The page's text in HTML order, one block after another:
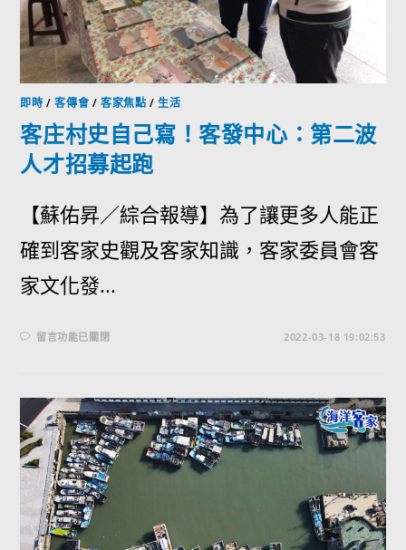
即時 /客傳會/客家焦點 /生活
客庄村史自己寫！客發中心：第二波
人才招募起跑
【蘇佑昇／綜合報導】為了讓更多人能正
確到客家史觀及客家知識，客家委員會客
家文化發...
留言功能已關閉 2022-03-18 19:02:53